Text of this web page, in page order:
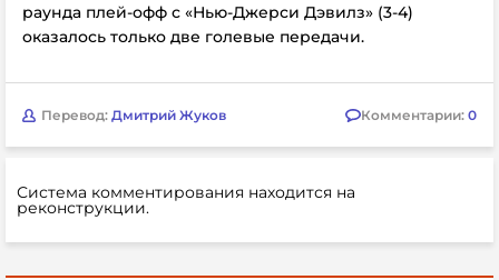
раунда плей-офф с «Нью-Джерси Дэвилз» (3-4)
оказалось только две голевые передачи.
Перевод: Дмитрий Жуков Комментарии: 0
Система комментирования находится на
реконструкции.